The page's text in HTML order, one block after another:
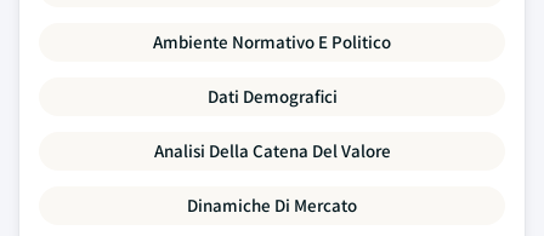
Ambiente Normativo E Politico
Dati Demografici
Analisi Della Catena Del Valore
Dinamiche Di Mercato